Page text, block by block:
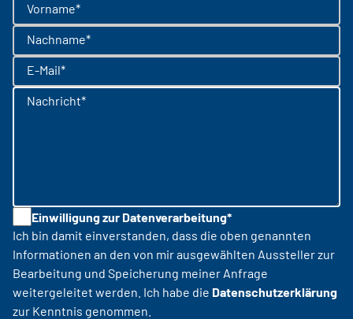
Vorname*
Nachname*
E-Mail*
Nachricht*
Einwilligung zur Datenverarbeitung*
Ich bin damit einverstanden, dass die oben genannten
Informationen an den von mir ausgewählten Aussteller zur
Bearbeitung und Speicherung meiner Anfrage
weitergeleitet werden. Ich habe die Datenschutzerklärung
zur Kenntnis genommen.